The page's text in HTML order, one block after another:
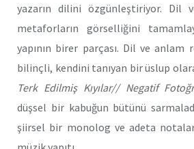
yazarın dilini özgünleştiriyor. Dil
metaforların görselliğini
yapının birer parçası. Dil ve anlam
bilinçli, kendini tanıyan bir üslup
Terk Edilmiş Kıyılar// Negatif
düşsel bir kabuğun bütünü
şiirsel bir monolog ve adeta